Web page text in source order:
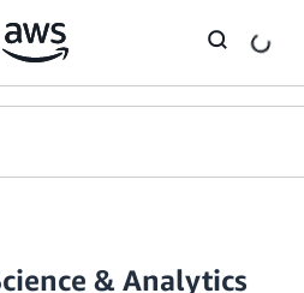
& Analytics